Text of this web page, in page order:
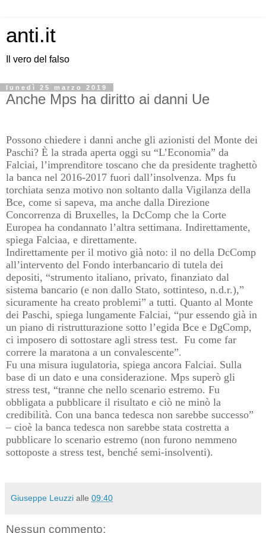
anti.it
Il vero del falso
lunedì 25 marzo 2019
Anche Mps ha diritto ai danni Ue
Possono chiedere i danni anche gli azionisti del Monte dei
Paschi? È la strada aperta oggi su “L’Economia” da
Falciai, l’imprenditore toscano che da presidente traghettò
la banca nel 2016-2017 fuori dall’insolvenza. Mps fu
torchiata senza motivo non soltanto dalla Vigilanza della
Bce, come si sapeva, ma anche dalla Direzione
Concorrenza di Bruxelles, la DcComp che la Corte
Europea ha condannato l’altra settimana. Indirettamente,
spiega Falciaa, e direttamente.
Indirettamente per il motivo già noto: il no della DcComp
all’intervento del Fondo interbancario di tutela dei
depositi, “strumento italiano, privato, finanziato dal
sistema bancario (e non dallo Stato, sottinteso, n.d.r.),”
sicuramente ha creato problemi” a tutti. Quanto al Monte
dei Paschi, spiega lungamente Falciai, “pur essendo già in
un piano di ristrutturazione sotto l’egida Bce e DgComp,
ci imposero di sottostare agli stress test. Fu come far
correre la maratona a un convalescente”.
Fu una misura iugulatoria, spiega ancora Falciai. Sulla
base di un dato e una considerazione. Mps superò gli
stress test, “tranne che nello scenario estremo. Fu
obbligata a pubblicare il risultato e ciò ne minò la
credibilità. Con una banca tedesca non sarebbe successo”
– cioè la banca tedesca non sarebbe stata costretta a
pubblicare lo scenario estremo (non furono nemmeno
sottoposte a stress test, benché semi-insolventi).
Giuseppe Leuzzi alle 09:40
Nessun commento: